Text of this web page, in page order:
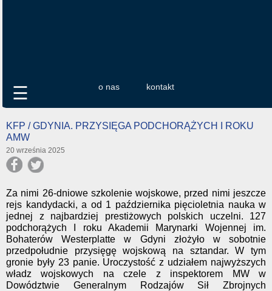
o nas kontakt
☰
KFP / GDYNIA. PRZYSIĘGA PODCHORĄŻYCH I ROKU
AMW
20 września 2025
Za nimi 26-dniowe szkolenie wojskowe, przed nimi jeszcze
rejs kandydacki, a od 1 października pięcioletnia nauka w
jednej z najbardziej prestiżowych polskich uczelni. 127
podchorążych I roku Akademii Marynarki Wojennej im.
Bohaterów Westerplatte w Gdyni złożyło w sobotnie
przedpołudnie przysięgę wojskową na sztandar. W tym
gronie były 23 panie. Uroczystość z udziałem najwyższych
władz wojskowych na czele z inspektorem MW w
Dowództwie Generalnym Rodzajów Sił Zbrojnych